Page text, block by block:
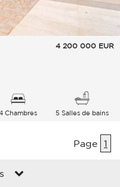
4 200 000 EUR
Chambres 5 Salles de bains
Page 1